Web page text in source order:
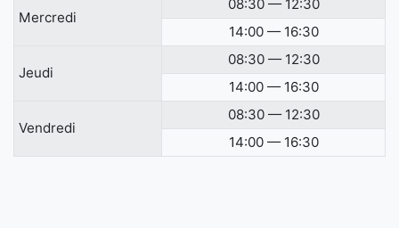
Mercredi
08:30 — 12:30
14:00 — 16:30
Jeudi
08:30 — 12:30
14:00 — 16:30
Vendredi
08:30 — 12:30
14:00 — 16:30